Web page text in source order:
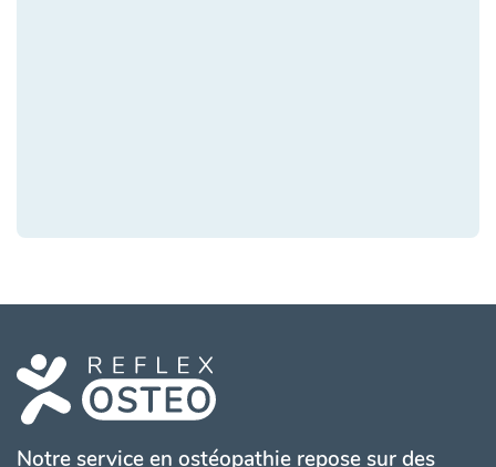
Notre service en ostéopathie repose sur des